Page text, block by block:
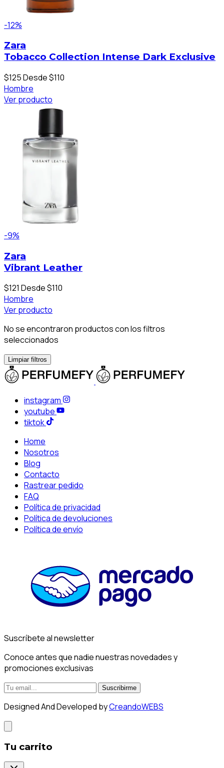
-12%
Zara
Tobacco Collection Intense Dark Exclusive
$125Desde $110
Hombre
Ver producto
-9%
Zara
Vibrant Leather
$121 Desde $110
Hombre
Ver producto
No se encontraron productos con los filtros
seleccionados
Limpiar filtros
instagram
youtube
tiktok
Home
Nosotros
Blog
Contacto
Rastrear pedido
FAQ
Política de privacidad
Política de devoluciones
Política de envío
Suscríbete al newsletter
Conoce antes que nadie nuestras novedades y
promociones exclusivas
Suscribirme
Designed And Developed byCreandoWEBS
Tu carrito